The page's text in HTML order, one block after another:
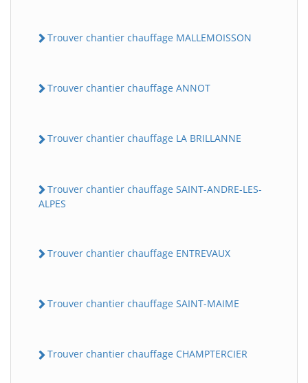
Trouver chantier chauffage MALLEMOISSON
Trouver chantier chauffage ANNOT
Trouver chantier chauffage LA BRILLANNE
Trouver chantier chauffage SAINT-ANDRE-LES-
ALPES
Trouver chantier chauffage ENTREVAUX
Trouver chantier chauffage SAINT-MAIME
Trouver chantier chauffage CHAMPTERCIER